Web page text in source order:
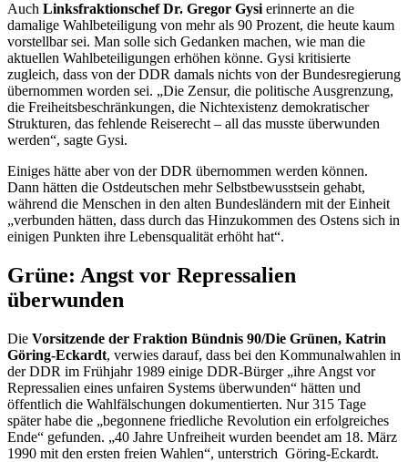
Auch Linksfraktionschef Dr. Gregor Gysi erinnerte an die
damalige Wahlbeteiligung von mehr als 90 Prozent, die heute kaum
vorstellbar sei. Man solle sich Gedanken machen, wie man die
aktuellen Wahlbeteiligungen erhöhen könne. Gysi kritisierte
zugleich, dass von der DDR damals nichts von der Bundesregierung
übernommen worden sei. „Die Zensur, die politische Ausgrenzung,
die Freiheitsbeschränkungen, die Nichtexistenz demokratischer
Strukturen, das fehlende Reiserecht – all das musste überwunden
werden“, sagte Gysi.
Einiges hätte aber von der DDR übernommen werden können.
Dann hätten die Ostdeutschen mehr Selbstbewusstsein gehabt,
während die Menschen in den alten Bundesländern mit der Einheit
„verbunden hätten, dass durch das Hinzukommen des Ostens sich in
einigen Punkten ihre Lebensqualität erhöht hat“.
Grüne: Angst vor Repressalien
überwunden
Die Vorsitzende der Fraktion Bündnis 90/Die Grünen, Katrin
Göring-Eckardt, verwies darauf, dass bei den Kommunalwahlen in
der DDR im Frühjahr 1989 einige DDR-Bürger „ihre Angst vor
Repressalien eines unfairen Systems überwunden“ hätten und
öffentlich die Wahlfälschungen dokumentierten. Nur 315 Tage
später habe die „begonnene friedliche Revolution ein erfolgreiches
Ende“ gefunden. „40 Jahre Unfreiheit wurden beendet am 18. März
1990 mit den ersten freien Wahlen“, unterstrich Göring-Eckardt.